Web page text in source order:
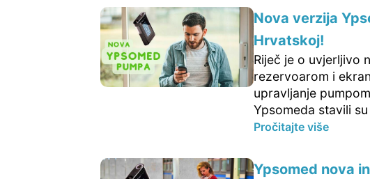
Nova verzija
Hrvatskoj!
Riječ je o uvjerljivo
rezervoarom i
upravljanje
Ypsomeda stavili
Pročitajte više
Ypsomed nova